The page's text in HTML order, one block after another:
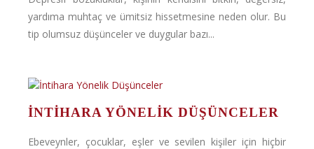
yardıma muhtaç ve ümitsiz hissetmesine neden olur. Bu
tip olumsuz düşünceler ve duygular bazı...
İNTIHARA YÖNELIK DÜŞÜNCELER
Ebeveynler, çocuklar, eşler ve sevilen kişiler için hiçbir